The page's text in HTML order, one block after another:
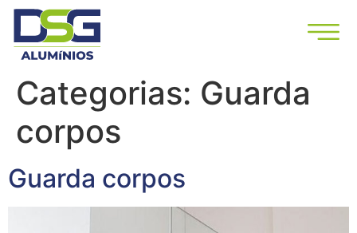
Categorias: Guarda
corpos
Guarda corpos